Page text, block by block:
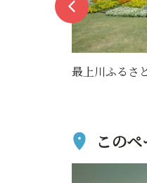
平塩熊野神社
このペ